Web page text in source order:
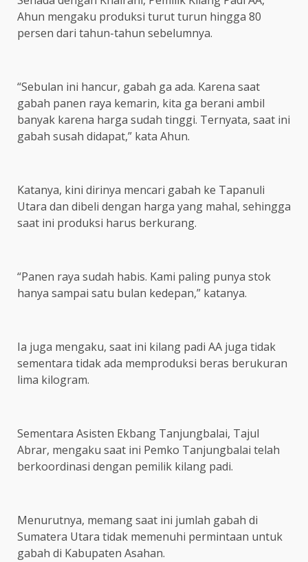
Ahun mengaku produksi turut turun hingga 80
persen dari tahun-tahun sebelumnya.
“Sebulan ini hancur, gabah ga ada. Karena saat
gabah panen raya kemarin, kita ga berani ambil
banyak karena harga sudah tinggi. Ternyata, saat ini
gabah susah didapat,” kata Ahun.
Katanya, kini dirinya mencari gabah ke Tapanuli
Utara dan dibeli dengan harga yang mahal, sehingga
saat ini produksi harus berkurang.
“Panen raya sudah habis. Kami paling punya stok
hanya sampai satu bulan kedepan,” katanya.
Ia juga mengaku, saat ini kilang padi AA juga tidak
sementara tidak ada memproduksi beras berukuran
lima kilogram.
Sementara Asisten Ekbang Tanjungbalai, Tajul
Abrar, mengaku saat ini Pemko Tanjungbalai telah
berkoordinasi dengan pemilik kilang padi.
Menurutnya, memang saat ini jumlah gabah di
Sumatera Utara tidak memenuhi permintaan untuk
gabah di Kabupaten Asahan.